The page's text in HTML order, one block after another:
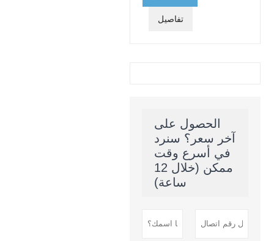
تفاصيل
الحصول على
آخر سعر؟ سنرد
في أسرع وقت
ممكن (خلال 12
ساعة)